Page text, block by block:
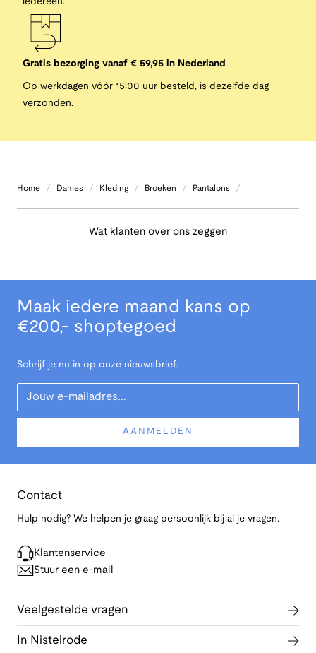
Gratis bezorging vanaf € 59,95 in Nederland
Op werkdagen vóór 15:00 uur besteld, is dezelfde dag
verzonden.
Home / Dames / Kleding / Broeken / Pantalons /
Wat klanten over ons zeggen
Maak iedere maand kans op
€200,- shoptegoed
Schrijf je nu in op onze nieuwsbrief.
Your Email
AANMELDEN
Contact
Hulp nodig? We helpen je graag persoonlijk bij al je vragen.
Klantenservice
Stuur een e-mail
Veelgestelde vragen
In Nistelrode